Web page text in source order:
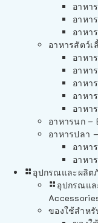
อาหา
อาหา
อาหา
อาหารสัตว์เ
อาหา
อาหา
อาหา
อาหา
อาหา
อาหารนก –
อาหารปลา
อาหา
อาหา
อุปกรณและผลิต
อุปกรณแ
ของใช้สำหรั